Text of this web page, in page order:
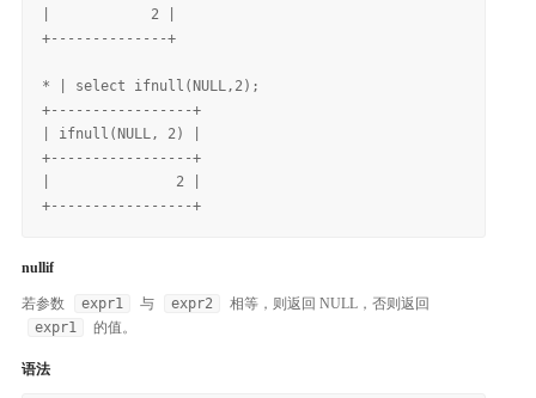
|            2 |
+--------------+
* | select ifnull(NULL,2);
+-----------------+
| ifnull(NULL, 2) |
+-----------------+
|               2 |
nullif
若参数 expr1 与 expr2
相等，则返回 NULL，否则返回
expr1
的值。
语法